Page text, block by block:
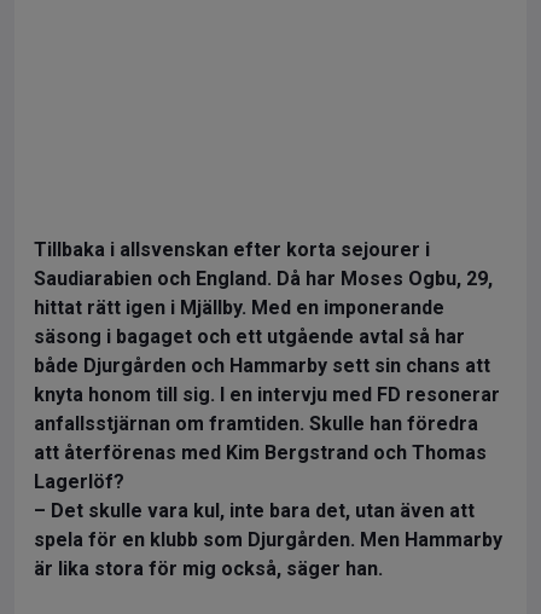
Tillbaka i allsvenskan efter korta sejourer i
Saudiarabien och England. Då har Moses Ogbu, 29,
hittat rätt igen i Mjällby. Med en imponerande
säsong i bagaget och ett utgående avtal så har
både Djurgården och Hammarby sett sin chans att
knyta honom till sig. I en intervju med FD resonerar
anfallsstjärnan om framtiden. Skulle han föredra
att återförenas med Kim Bergstrand och Thomas
Lagerlöf?
– Det skulle vara kul, inte bara det, utan även att
spela för en klubb som Djurgården. Men Hammarby
är lika stora för mig också, säger han.